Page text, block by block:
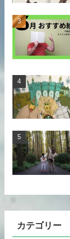
カテゴリー